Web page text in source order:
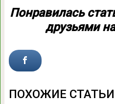
Понравилась
друзьями
ПОХОЖИЕ СТАТЬИ